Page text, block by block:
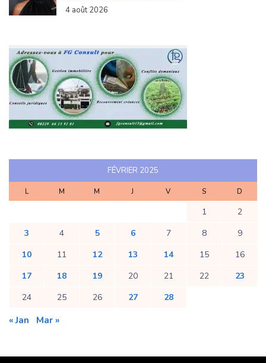
4 août 2026
FÉVRIER 2025
L M M J V S D
1
2
3
4 5 6 7 8
9
10
11 12 13 14 15
16
17
18 19 20 21 22
23
24
25 26 27 28
« Jan Mar »